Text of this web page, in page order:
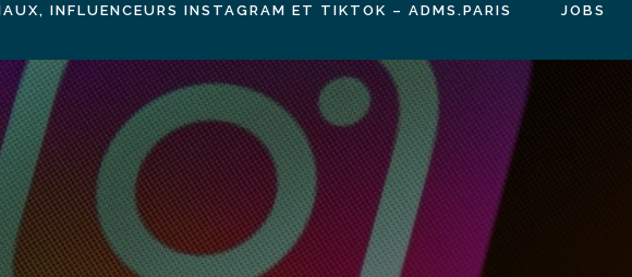
INFLUENCEURS INSTAGRAM ET TIKTOK – ADMS.PARIS JOBS